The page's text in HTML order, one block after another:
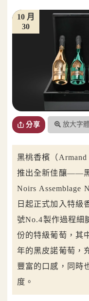
30
10 月
分享 放大字體
黑桃香檳（
推出全新佳釀——
Noirs Assemblage
日起正式加入特級
號No.4製作過程細
份的特級葡萄，其
年的黑皮諾葡萄，
豐富的口感，同時
度。